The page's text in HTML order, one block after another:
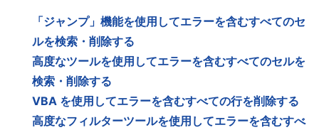
「ジャンプ」機能を使用してエラーを含むすべてのセ
ルを検索・削除する
高度なツールを使用してエラーを含むすべてのセルを
検索・削除する
VBA を使用してエラーを含むすべての行を削除する
高度なフィルターツールを使用してエラーを含むすべ